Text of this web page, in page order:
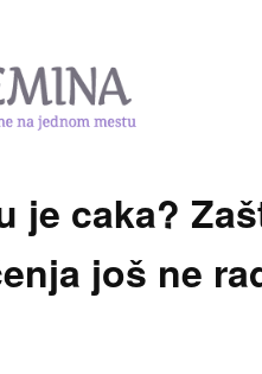
je caka?
još ne